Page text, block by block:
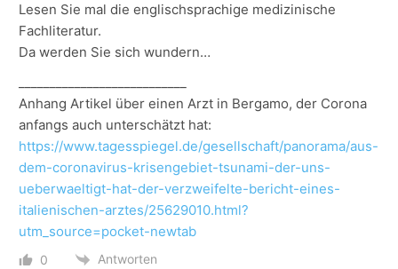
Lesen Sie mal die englischsprachige medizinische
Fachliteratur.
Da werden Sie sich wundern…
Anhang Artikel über einen Arzt in Bergamo, der Corona
anfangs auch unterschätzt hat:
https://www.tagesspiegel.de/gesellschaft/panorama/aus-
dem-coronavirus-krisengebiet-tsunami-der-uns-
ueberwaeltigt-hat-der-verzweifelte-bericht-eines-
italienischen-arztes/25629010.html?
utm_source=pocket-newtab
0 Antworten